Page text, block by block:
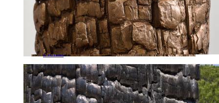
Publicaciones
Prensa
Textos